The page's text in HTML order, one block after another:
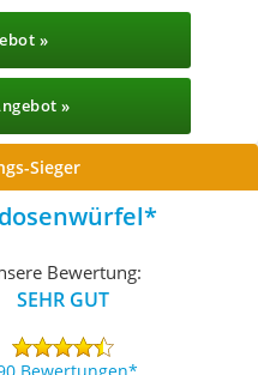
»
»
Sieger
Bewertung:
SEHR GUT
Bewertungen